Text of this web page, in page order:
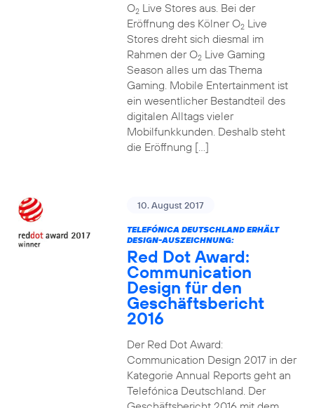
O2Live Stores aus. Bei der
Eröffnung des Kölner O2Live
Stores dreht sich diesmal im
Rahmen der O2Live Gaming
Season alles um das Thema
Gaming. Mobile Entertainment ist
ein wesentlicher Bestandteil des
digitalen Alltags vieler
Mobilfunkkunden. Deshalb steht
die Eröffnung […]
10. August 2017
TELEFÓNICA DEUTSCHLAND ERHÄLT
DESIGN-AUSZEICHNUNG:
Red Dot Award:
Communication
Design für den
Geschäftsbericht
2016
Der Red Dot Award:
Communication Design 2017 in der
Kategorie Annual Reports geht an
Telefónica Deutschland. Der